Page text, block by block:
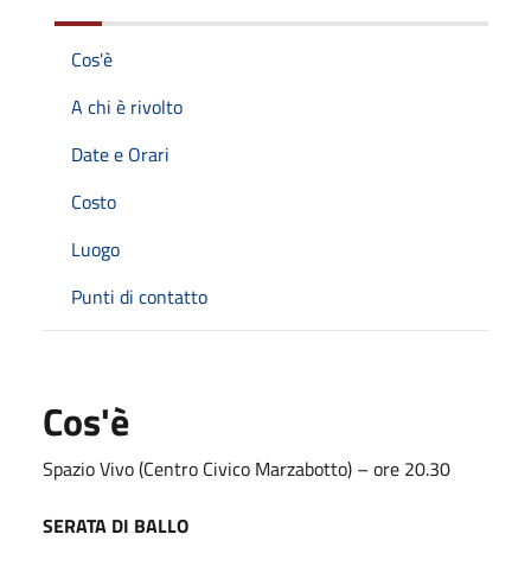
Cos'è
A chi è rivolto
Date e Orari
Costo
Luogo
Punti di contatto
Cos'è
Spazio Vivo (Centro Civico Marzabotto) – ore 20.30
SERATA DI BALLO